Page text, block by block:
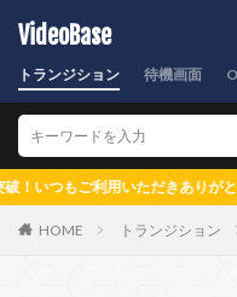
VideoBase
トランジション 待機画面
利用いただきありがとうござい
HOME トランジション